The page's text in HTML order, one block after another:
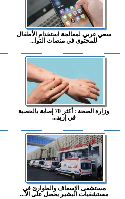
سعي عربي لمعالجة استخدام الأطفال
للمحتوى في منصات التوا...
وزارة الصحة : أكثر 70 إصابة بالحصبة
في إربد...
مستشفى الإسعاف والطوارئ في
مستشفيات البشير يحصل على الا...